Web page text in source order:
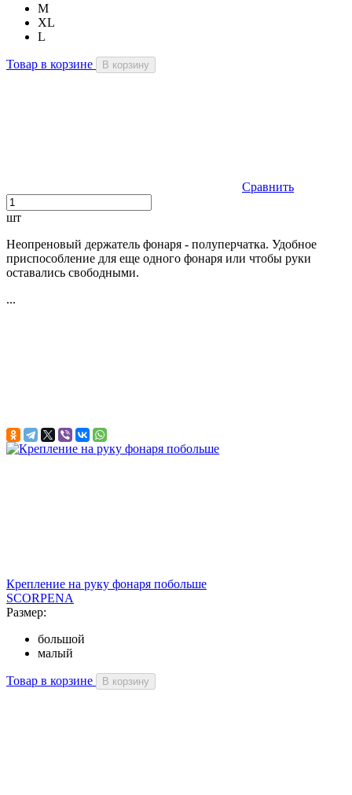
M
XL
L
Товар в корзине В корзину
Сравнить
шт
Неопреновый держатель фонаря - полуперчатка. Удобное
приспособление для еще одного фонаря или чтобы руки
оставались свободными.
...
Крепление на руку фонаря побольше
SCORPENA
Размер:
большой
малый
Товар в корзине В корзину